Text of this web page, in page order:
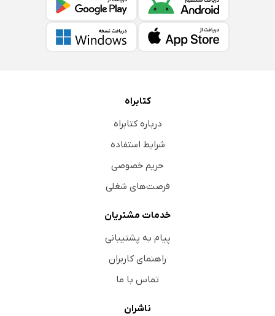
کتابراه
درباره کتابراه
شرایط استفاده
حریم خصوصی
فرصت‌های شغلی
خدمات مشتریان
پیام به پشتیبانی
راهنمای کاربران
تماس با ما
ناشران